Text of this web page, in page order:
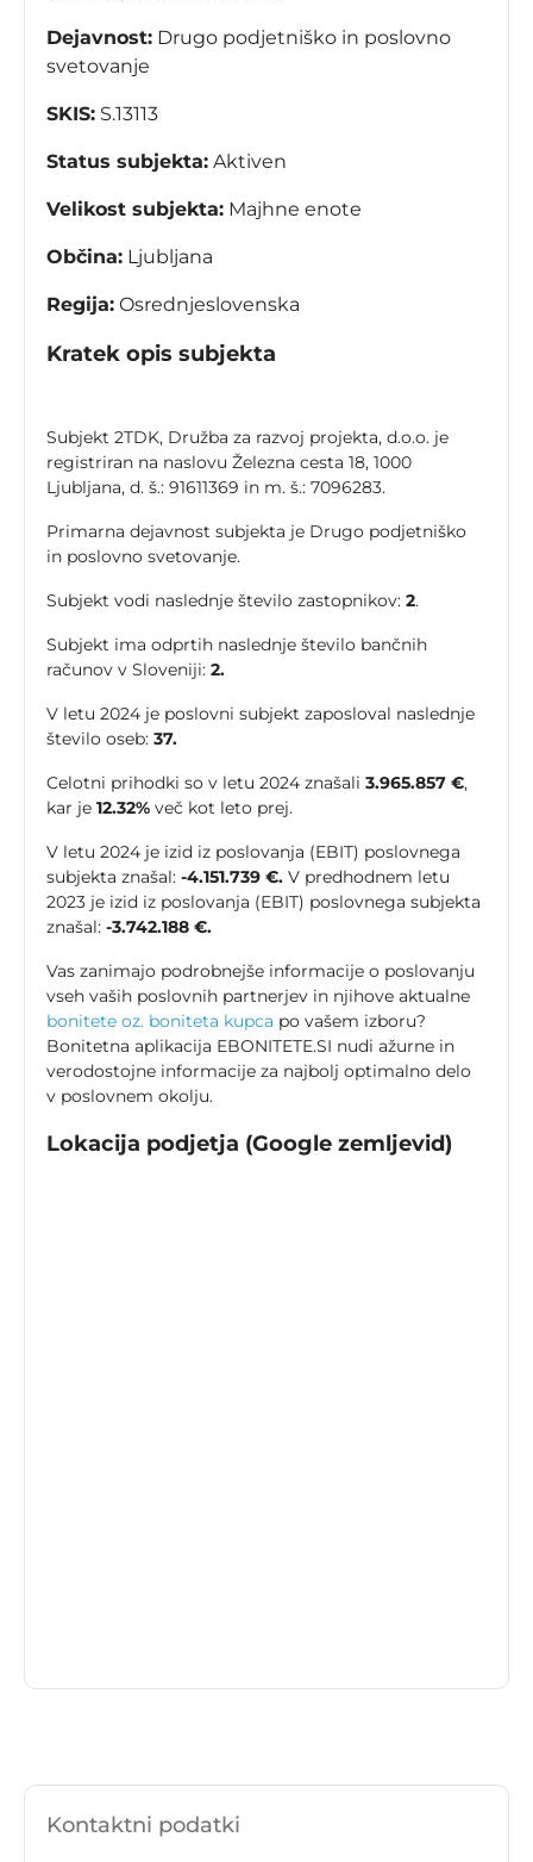
Dejavnost: Drugo podjetniško in poslovno
svetovanje
SKIS: S.13113
Status subjekta: Aktiven
Velikost subjekta: Majhne enote
Občina: Ljubljana
Regija: Osrednjeslovenska
Kratek opis subjekta
Subjekt 2TDK, Družba za razvoj projekta, d.o.o. je
registriran na naslovu Železna cesta 18, 1000
Ljubljana, d. š.: 91611369 in m. š.: 7096283.
Primarna dejavnost subjekta je Drugo podjetniško
in poslovno svetovanje.
Subjekt vodi naslednje število zastopnikov: 2.
Subjekt ima odprtih naslednje število bančnih
računov v Sloveniji: 2.
V letu 2024 je poslovni subjekt zaposloval naslednje
število oseb: 37.
Celotni prihodki so v letu 2024 znašali 3.965.857 €,
kar je 12.32% več kot leto prej.
V letu 2024 je izid iz poslovanja (EBIT) poslovnega
subjekta znašal: -4.151.739 €. V predhodnem letu
2023 je izid iz poslovanja (EBIT) poslovnega subjekta
znašal: -3.742.188 €.
Vas zanimajo podrobnejše informacije o poslovanju
vseh vaših poslovnih partnerjev in njihove aktualne
bonitete oz. boniteta kupca po vašem izboru?
Bonitetna aplikacija EBONITETE.SI nudi ažurne in
verodostojne informacije za najbolj optimalno delo
v poslovnem okolju.
Lokacija podjetja (Google zemljevid)
Kontaktni podatki